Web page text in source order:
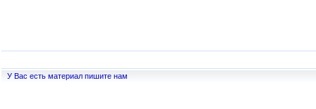
У Вас есть материал пишите нам